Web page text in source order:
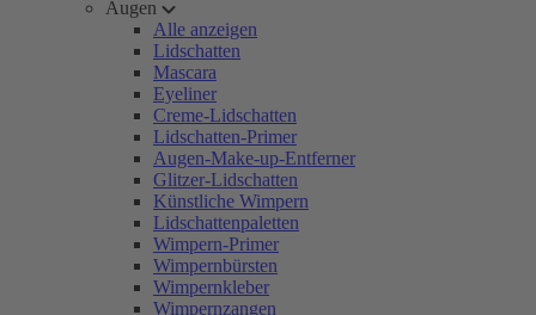
Augen
Alle anzeigen
Lidschatten
Mascara
Eyeliner
Creme-Lidschatten
Lidschatten-Primer
Augen-Make-up-Entferner
Glitzer-Lidschatten
Künstliche Wimpern
Lidschattenpaletten
Wimpern-Primer
Wimpernbürsten
Wimpernkleber
Wimpernzangen